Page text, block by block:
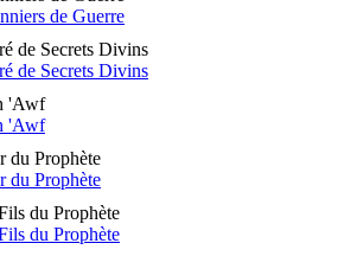
de Guerre
de Secrets Divins
de Secrets Divins
'Awf
'Awf
du Prophète
du Prophète
du Prophète
du Prophète